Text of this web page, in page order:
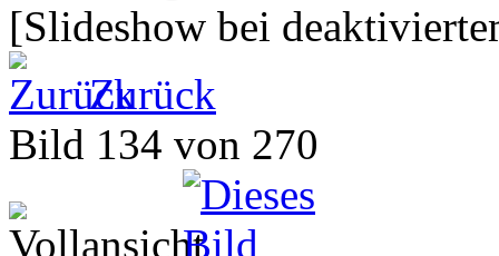
[Slideshow bei
Zurück
Bild 134 von 270